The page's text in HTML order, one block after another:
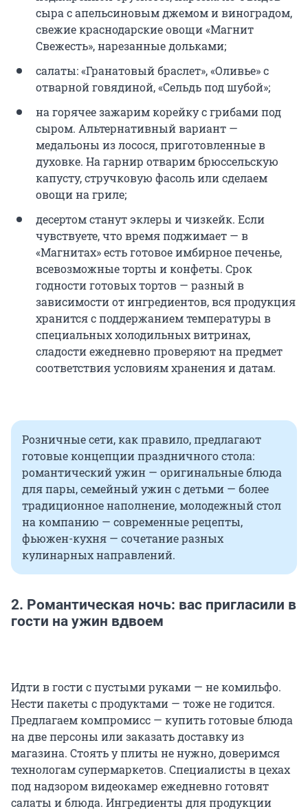
сыра с апельсиновым джемом и виноградом,
свежие краснодарские овощи «Магнит
Свежесть», нарезанные дольками;
салаты: «Гранатовый браслет», «Оливье» с
отварной говядиной, «Сельдь под шубой»;
на горячее зажарим корейку с грибами под
сыром. Альтернативный вариант —
медальоны из лосося, приготовленные в
духовке. На гарнир отварим брюссельскую
капусту, стручковую фасоль или сделаем
овощи на гриле;
десертом станут эклеры и чизкейк. Если
чувствуете, что время поджимает — в
«Магнитах» есть готовое имбирное печенье,
всевозможные торты и конфеты. Срок
годности готовых тортов — разный в
зависимости от ингредиентов, вся продукция
хранится с поддержанием температуры в
специальных холодильных витринах,
сладости ежедневно проверяют на предмет
соответствия условиям хранения и датам.
Розничные сети, как правило, предлагают
готовые концепции праздничного стола:
романтический ужин — оригинальные блюда
для пары, семейный ужин с детьми — более
традиционное наполнение, молодежный стол
на компанию — современные рецепты,
фьюжен-кухня — сочетание разных
кулинарных направлений.
2. Романтическая ночь: вас пригласили в
гости на ужин вдвоем
Идти в гости с пустыми руками — не комильфо.
Нести пакеты с продуктами — тоже не годится.
Предлагаем компромисс — купить готовые блюда
на две персоны или заказать доставку из
магазина. Стоять у плиты не нужно, доверимся
технологам супермаркетов. Специалисты в цехах
под надзором видеокамер ежедневно готовят
салаты и блюда. Ингредиенты для продукции